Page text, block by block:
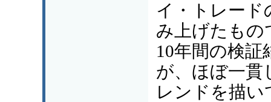
イ・トレード
み上げたもの
10年間の検証
が、ほぼ一貫
レンドを描い